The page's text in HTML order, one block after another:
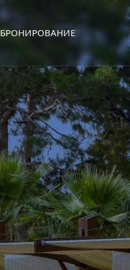
БРОНИРОВАНИЕ